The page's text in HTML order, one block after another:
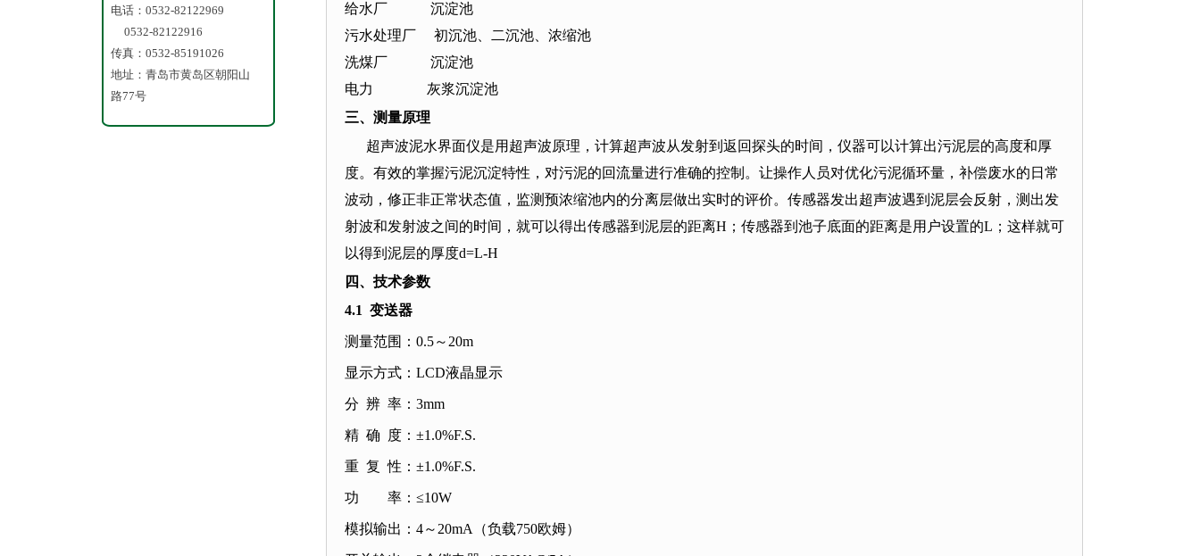
电话：0532-82122969
0532-82122916
传真：0532-85191026
地址：青岛市黄岛区朝阳山
路77号
给水厂
沉淀池
污水处理厂
初沉池、二沉池、浓缩池
洗煤厂
沉淀池
电力
灰浆沉淀池
三、测量原理
超声波泥水界面仪是用超声波原理，计算超声波从发射到返回探头的时间，仪器可以计算出污泥层的高度和厚
度。有效的掌握污泥沉淀特性，对污泥的回流量进行准确的控制。让操作人员对优化污泥循环量，补偿废水的日常
波动，修正非正常状态值，监测预浓缩池内的分离层做出实时的评价。传感器发出超声波遇到泥层会反射，测出发
射波和发射波之间的时间，就可以得出传感器到泥层的距离H ；传感器到池子底面的距离是用户设置的L ；这样就可
以得到泥层的厚度d=L-H
四、技术参数
4.1 变送器
测量范围：0.5～20m
显示方式：LCD液晶显示
分 辨 率：3mm
精 确 度：±1.0%F.S.
重 复 性：±1.0%F.S.
功 率：≤10W
模拟输出：4～20mA（负载750欧姆）